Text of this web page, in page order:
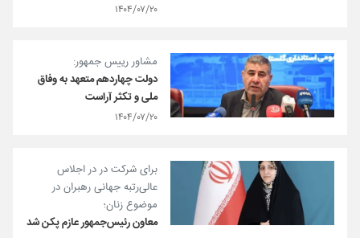
۱۴۰۴/۰۷/۲۰
مشاور رییس جمهور:
دولت چهاردهم متعهد به وفاق
ملی و تکثر آراست
۱۴۰۴/۰۷/۲۰
برای شرکت در در اجلاس
عالی‌رتبه جهانی رهبران در
موضوع زنان؛
معاون رئیس‌جمهور عازم پکن شد